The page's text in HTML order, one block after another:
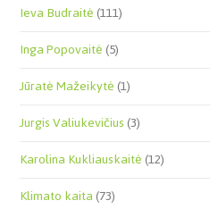
Ieva Budraitė(111)
Inga Popovaitė(5)
Jūratė Mažeikytė(1)
Jurgis Valiukevičius(3)
Karolina Kukliauskaitė(12)
Klimato kaita(73)